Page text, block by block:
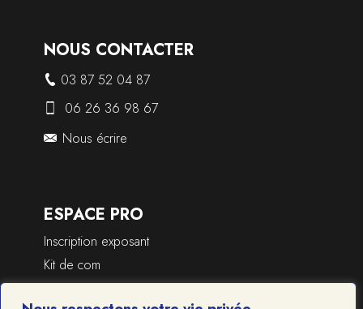
NOUS CONTACTER
03 87 52 04 87
06 26 36 98 67
Nous écrire
ESPACE PRO
Inscription exposant
Kit de com